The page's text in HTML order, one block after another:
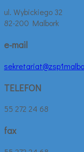
ul. Wybickiego 32
82-200 Malbork
e-mail
TELEFON
55 272 24 68
fax